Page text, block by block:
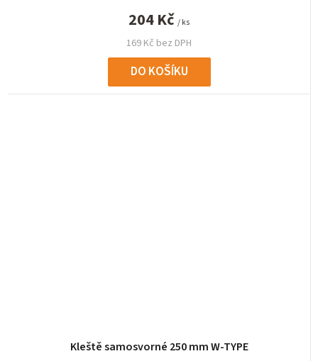
169 Kč bez DPH
204 Kč / ks
DO KOŠÍKU
Kleště samosvorné 250 mm W-TYPE